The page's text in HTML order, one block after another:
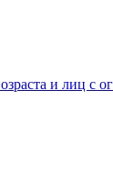
и лиц с